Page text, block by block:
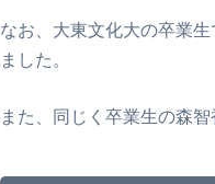
なお、大東文化大の卒業
ました。
また、同じく卒業生の森